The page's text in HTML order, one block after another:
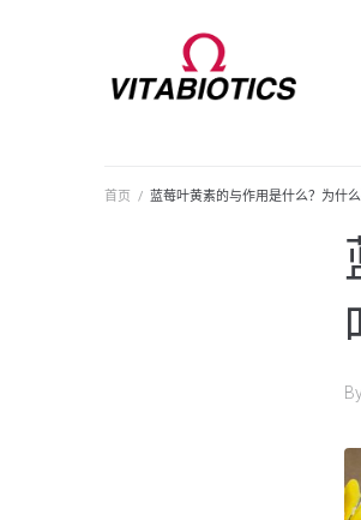
首页 / 蓝莓叶黄素的与作用是什么？为什么